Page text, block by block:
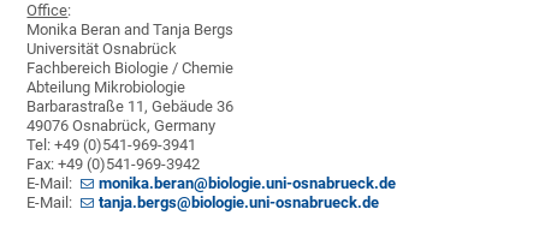
Office:
Monika Beran and Tanja Bergs
Universität Osnabrück
Fachbereich Biologie / Chemie
Abteilung Mikrobiologie
Barbarastraße 11, Gebäude 36
49076 Osnabrück, Germany
Tel: +49 (0)541-969-3941
Fax: +49 (0)541-969-3942
E-Mail:
monika.beran@biologie.uni-osnabrueck.de
E-Mail:
tanja.bergs@biologie.uni-osnabrueck.de